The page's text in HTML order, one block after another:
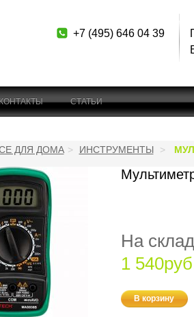
+7 (495) 646 04 39
СТАТЬИ
ДЛЯ ДОМА ИНСТРУМЕНТЫ
На
1
В корзину